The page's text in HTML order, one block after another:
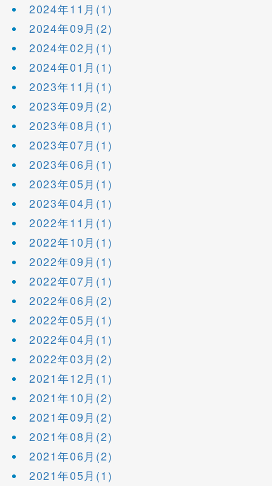
2024年11月(1)
2024年09月(2)
2024年02月(1)
2024年01月(1)
2023年11月(1)
2023年09月(2)
2023年08月(1)
2023年07月(1)
2023年06月(1)
2023年05月(1)
2023年04月(1)
2022年11月(1)
2022年10月(1)
2022年09月(1)
2022年07月(1)
2022年06月(2)
2022年05月(1)
2022年04月(1)
2022年03月(2)
2021年12月(1)
2021年10月(2)
2021年09月(2)
2021年08月(2)
2021年06月(2)
2021年05月(1)